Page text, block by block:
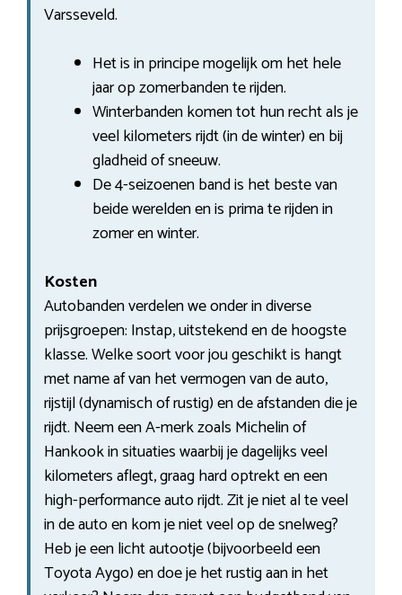
Varsseveld.
Het is in principe mogelijk om het hele
jaar op zomerbanden te rijden.
Winterbanden komen tot hun recht als je
veel kilometers rijdt (in de winter) en bij
gladheid of sneeuw.
De 4-seizoenen band is het beste van
beide werelden en is prima te rijden in
zomer en winter.
Kosten
Autobanden verdelen we onder in diverse
prijsgroepen: Instap, uitstekend en de hoogste
klasse. Welke soort voor jou geschikt is hangt
met name af van het vermogen van de auto,
rijstijl (dynamisch of rustig) en de afstanden die je
rijdt. Neem een A-merk zoals Michelin of
Hankook in situaties waarbij je dagelijks veel
kilometers aflegt, graag hard optrekt en een
high-performance auto rijdt. Zit je niet al te veel
in de auto en kom je niet veel op de snelweg?
Heb je een licht autootje (bijvoorbeeld een
Toyota Aygo) en doe je het rustig aan in het